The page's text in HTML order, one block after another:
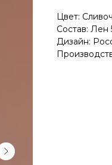
Цвет:
Состав: Лен
Дизайн: